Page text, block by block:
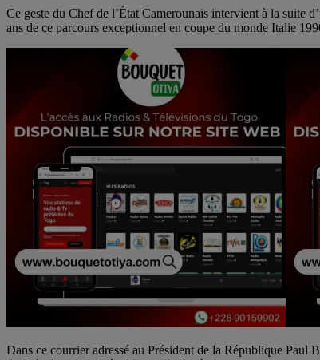
Ce geste du Chef de l’État Camerounais intervient à la suite
ans de ce parcours exceptionnel en coupe du monde Italie
Dans ce courrier adressé au Président de la République Paul